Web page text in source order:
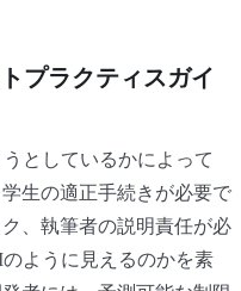
プラクティスガイ
としているかによって
生の適正手続きが必要で
、執筆者の説明責任が必
ように見えるのかを素